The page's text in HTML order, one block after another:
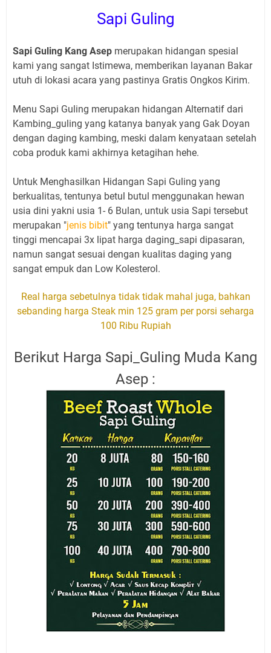
Sapi Guling
Sapi Guling Kang Asep merupakan hidangan spesial
kami yang sangat Istimewa, memberikan layanan Bakar
utuh di lokasi acara yang pastinya Gratis Ongkos Kirim.
Menu Sapi Guling merupakan hidangan Alternatif dari
Kambing_guling yang katanya banyak yang Gak Doyan
dengan daging kambing, meski dalam kenyataan setelah
coba produk kami akhirnya ketagihan hehe.
Untuk Menghasilkan Hidangan Sapi Guling yang
berkualitas, tentunya betul butul menggunakan hewan
usia dini yakni usia 1- 6 Bulan, untuk usia Sapi tersebut
merupakan "jenis bibit" yang tentunya harga sangat
tinggi mencapai 3x lipat harga daging_sapi dipasaran,
namun sangat sesuai dengan kualitas daging yang
sangat empuk dan Low Kolesterol.
Real harga sebetulnya tidak tidak mahal juga, bahkan
sebanding harga Steak min 125 gram per porsi seharga
100 Ribu Rupiah
Berikut Harga Sapi_Guling Muda Kang
Asep :